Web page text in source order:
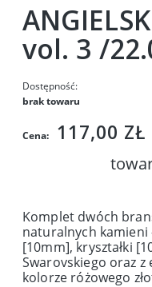
vol. 3 /
Dostępność:
brak towaru
Cena: 117,00 ZŁ
Komplet dwóch
naturalnych
[10mm], kryształki
Swarovskiego oraz
kolorze różowego